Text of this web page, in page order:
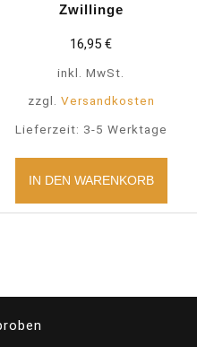
Zwillinge
16,95 €
inkl. MwSt.
zzgl. Versandkosten
Lieferzeit: 3-5 Werktage
IN DEN WARENKORB